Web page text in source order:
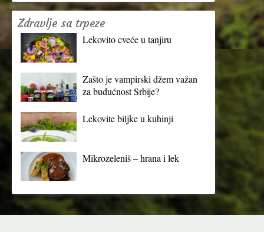
Zdravlje sa trpeze
Lekovito cveće u tanjiru
Zašto je vampirski džem važan
za budućnost Srbije?
Lekovite biljke u kuhinji
Mikrozeleniš – hrana i lek